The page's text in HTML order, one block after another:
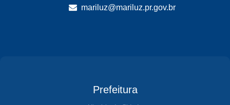
mariluz@mariluz.pr.gov.br
Prefeitura